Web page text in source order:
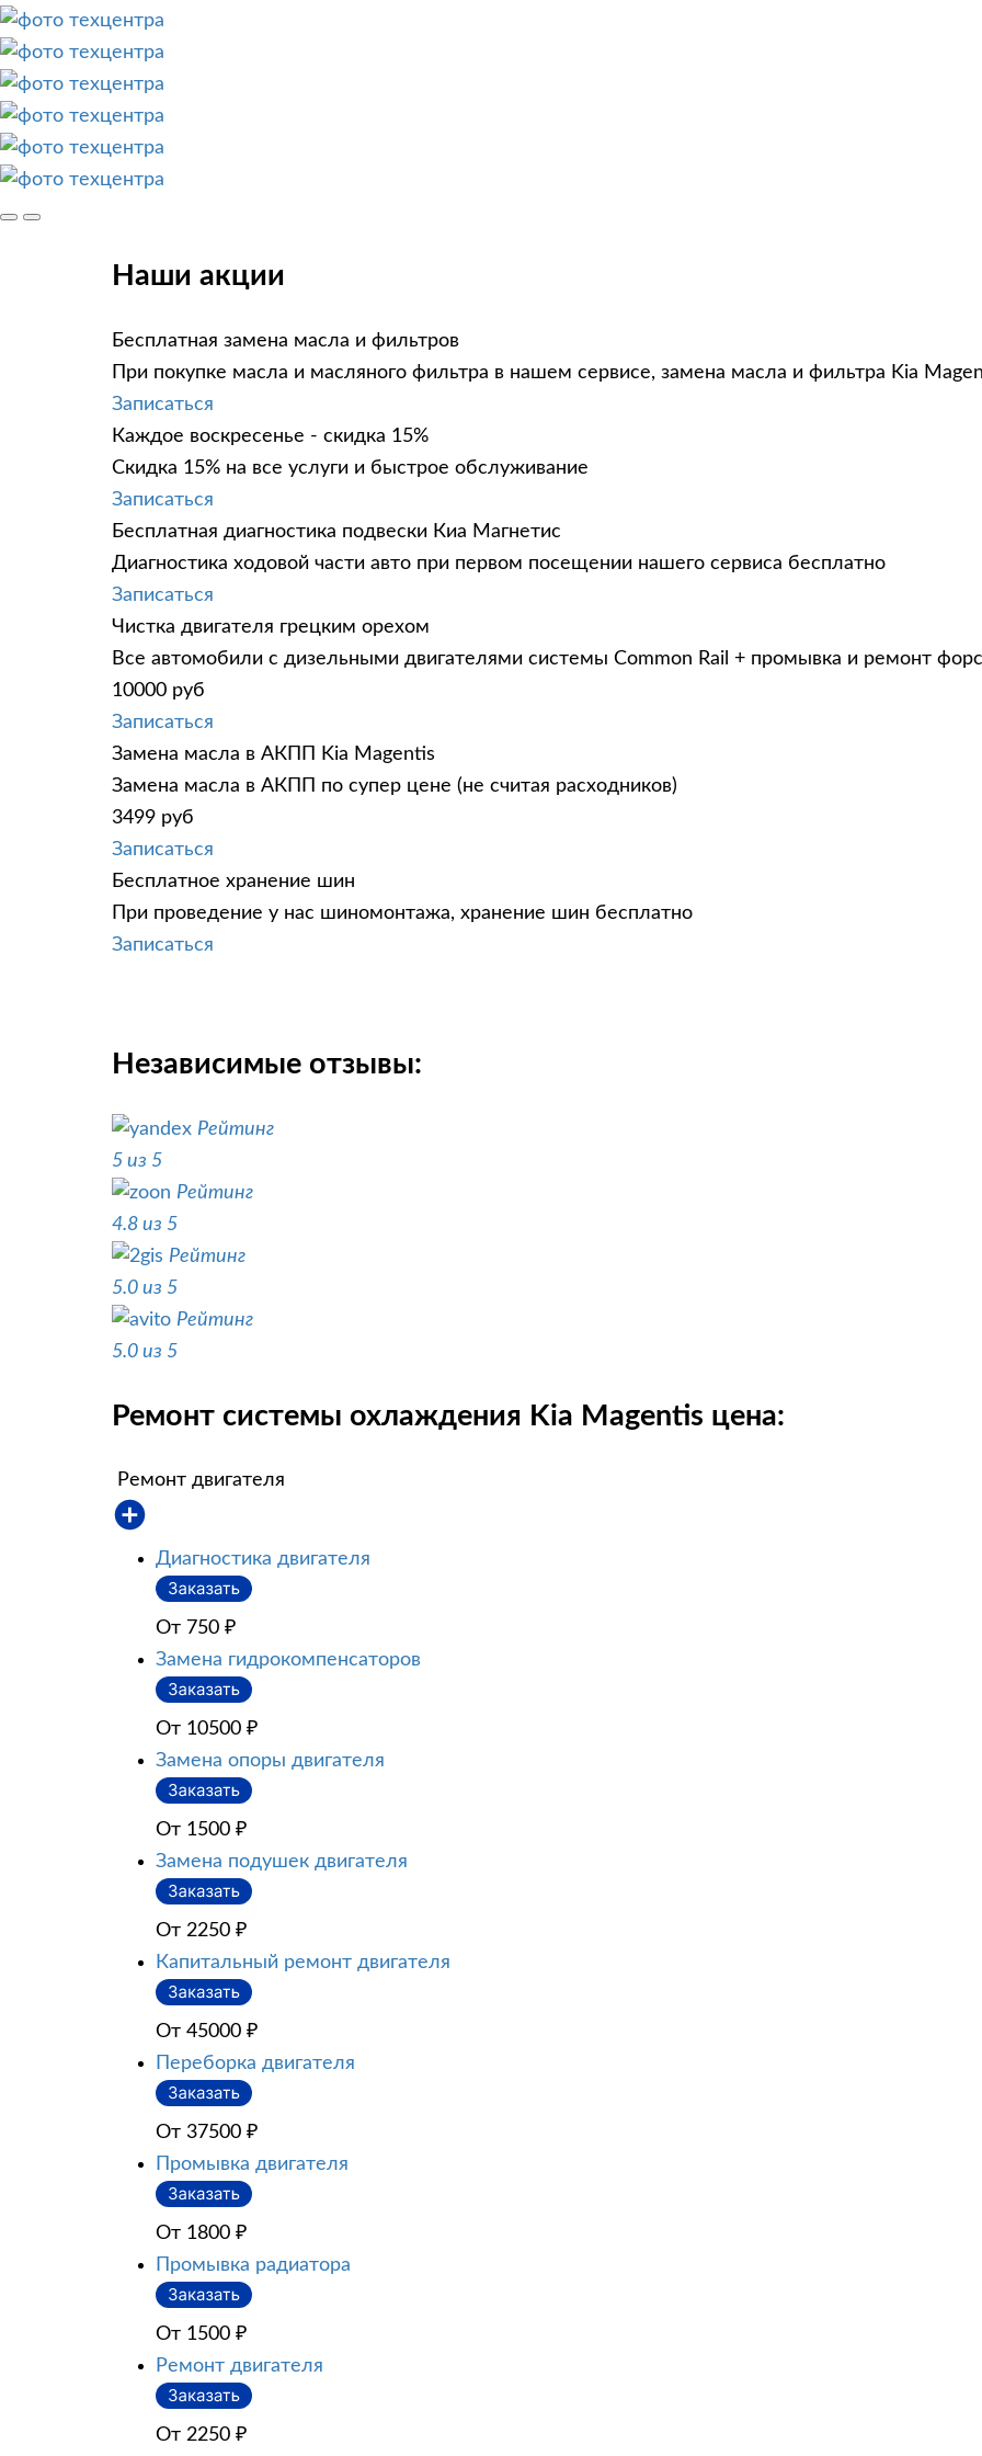
Наши акции
Бесплатная замена масла и фильтров
При покупке масла и масляного фильтра в нашем сервисе, замена масла и фильтра Kia
Записаться
Каждое воскресенье - скидка 15%
Скидка 15% на все услуги и быстрое обслуживание
Записаться
Бесплатная диагностика подвески Киа Магнетис
Диагностика ходовой части авто при первом посещении нашего сервиса бесплатно
Записаться
Чистка двигателя грецким орехом
Все автомобили c дизельными двигателями системы Common Rail + промывка и ремонт
10000 руб
Записаться
Замена масла в АКПП Kia Magentis
Замена масла в АКПП по супер цене (не считая расходников)
3499 руб
Записаться
Бесплатное хранение шин
При проведение у нас шиномонтажа, хранение шин бесплатно
Записаться
Независимые отзывы:
Рейтинг
5 из 5
Рейтинг
4.8 из 5
Рейтинг
5.0 из 5
Рейтинг
5.0 из 5
Ремонт системы охлаждения Kia Magentis цена:
Ремонт двигателя
Диагностика двигателя
От 750 ₽
Замена гидрокомпенсаторов
От 10500 ₽
Замена опоры двигателя
От 1500 ₽
Замена подушек двигателя
От 2250 ₽
Капитальный ремонт двигателя
От 45000 ₽
Переборка двигателя
От 37500 ₽
Промывка двигателя
От 1800 ₽
Промывка радиатора
От 1500 ₽
Ремонт двигателя
От 2250 ₽